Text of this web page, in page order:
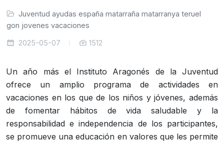
Juventud ayudas españa matarraña matarranya teruel
jovenes vacaciones
2025-05-07 1512
Un año más el Instituto Aragonés de la Juventud
ofrece un amplio programa de actividades en
vacaciones en los que de los niños y jóvenes, además
de fomentar hábitos de vida saludable y la
responsabilidad e independencia de los participantes,
se promueve una educación en valores que les permite